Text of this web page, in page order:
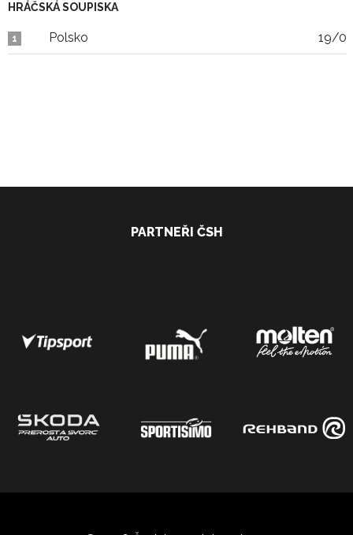
HRÁČSKÁ SOUPISKA
1 Polsko 19/0
PARTNEŘI ČSH